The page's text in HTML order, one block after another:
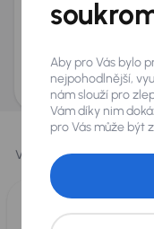
nabídkách
AURES Holdings a.s., se
uchovávat a zpracovávat
zpracováníosobních údajů.
Vybíráme pro vás ty
Aby pro Vás bylo
nejpohodlnější,
nám slouží pro
Vám díky nim
pro Vás může být